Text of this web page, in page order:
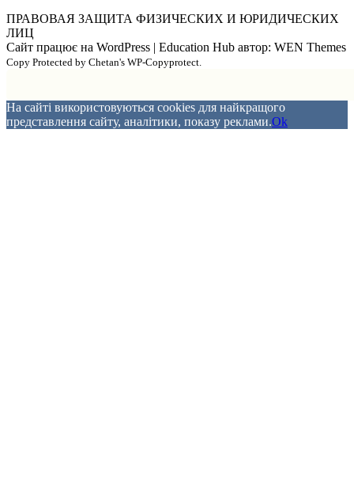
ПРАВОВАЯ ЗАЩИТА ФИЗИЧЕСКИХ И ЮРИДИЧЕСКИХ
ЛИЦ
Сайт працює на WordPress | Education Hub автор: WEN Themes
Copy Protected by Chetan's WP-Copyprotect.
На сайті використовуються cookies для найкращого
представлення сайту, аналітики, показу реклами.Ok